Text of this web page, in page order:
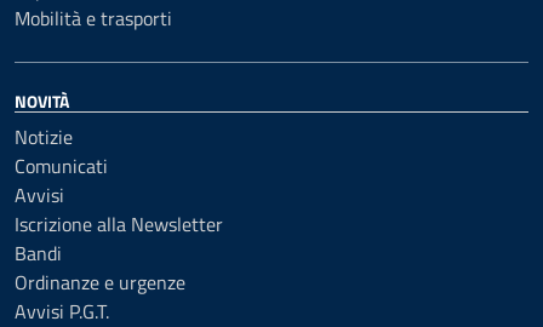
Mobilità e trasporti
NOVITÀ
Notizie
Comunicati
Avvisi
Iscrizione alla Newsletter
Bandi
Ordinanze e urgenze
Avvisi P.G.T.